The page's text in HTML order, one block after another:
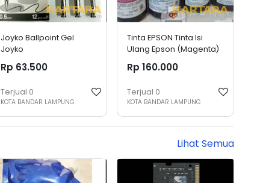
Joyko Ballpoint Gel
Joyko
Rp 63.500
Terjual 0
KOTA BANDAR LAMPUNG
Tinta EPSON Tinta Isi
Ulang Epson (Magenta)
Rp 160.000
Terjual 0
KOTA BANDAR LAMPUNG
Lihat Semua